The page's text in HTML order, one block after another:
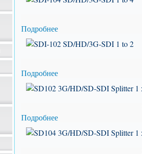
Подробнее
Подробнее
Подробнее